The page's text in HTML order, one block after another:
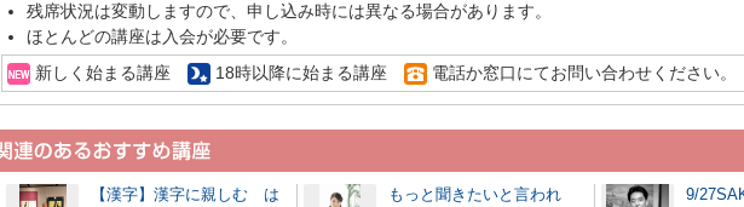
残席状況は変動しますので、申し込み時には異なる場合があります。
ほとんどの講座は入会が必要です。
新しく始まる講座
18時以降に始まる講座 電話か窓口にてお問い合わせください。
【漢字】漢字に親しむ は
もっと聞きたいと言われ
9/